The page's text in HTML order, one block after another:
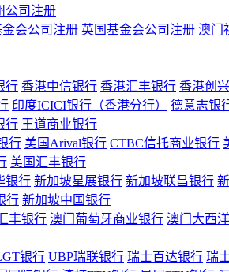
公司注册
会公司注册 英国基金会公司注册 澳门
行 香港中信银行 香港汇丰银行 香港创
印度ICICI银行（香港分行） 德意志银
行 王道商业银行
行 美国Arival银行 CTBC信托商业银行
美国汇丰银行
银行 新加坡星展银行 新加坡联昌银行
行 新加坡中国银行
丰银行 澳门葡萄牙商业银行 澳门大西
银行 UBP瑞联银行 瑞士百达银行 瑞